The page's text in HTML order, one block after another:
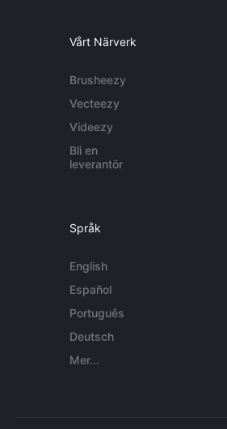
Vårt Närverk
Brusheezy
Vecteezy
Videezy
Bli en
leverantör
Språk
English
Español
Português
Deutsch
Mer...